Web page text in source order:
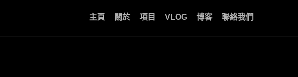
主頁 關於 項目 VLOG 博客 聯絡我們